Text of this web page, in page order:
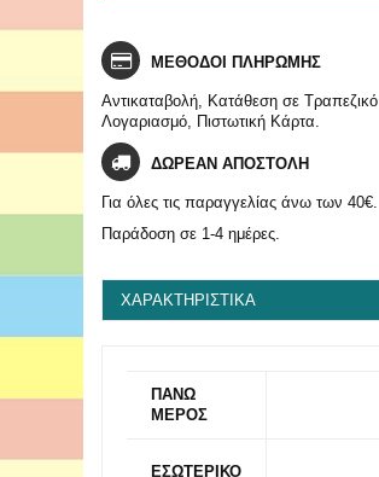
ΜΕΘΟΔΟΙ ΠΛΗΡΩΜΗΣ
Αντικαταβολή, Κατάθεση σε Τραπεζικό
Λογαριασμό, Πιστωτική Κάρτα.
ΔΩΡΕΑΝ ΑΠΟΣΤΟΛΗ
Για όλες τις παραγγελίας άνω των 40€.
Παράδοση σε 1-4 ημέρες.
ΧΑΡΑΚΤΗΡΙΣΤΙΚΆ
ΠΑΝΩ
ΜΕΡΟΣ
ΕΣΩΤΕΡΙΚΟ